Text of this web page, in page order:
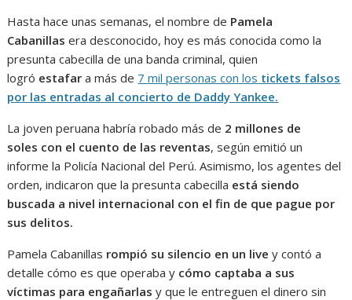
Hasta hace unas semanas, el nombre de Pamela
Cabanillas era desconocido, hoy es más conocida como la
presunta cabecilla de una banda criminal, quien
logró estafar a más de 7 mil personas con los tickets falsos
por las entradas al concierto de Daddy Yankee.
La joven peruana habría robado más de 2 millones de
soles con el cuento de las reventas, según emitió un
informe la Policía Nacional del Perú. Asimismo, los agentes del
orden, indicaron que la presunta cabecilla está siendo
buscada a nivel internacional con el fin de que pague por
sus delitos.
Pamela Cabanillas rompió su silencio en un live y contó a
detalle cómo es que operaba y cómo captaba a sus
víctimas para engañarlas y que le entreguen el dinero sin